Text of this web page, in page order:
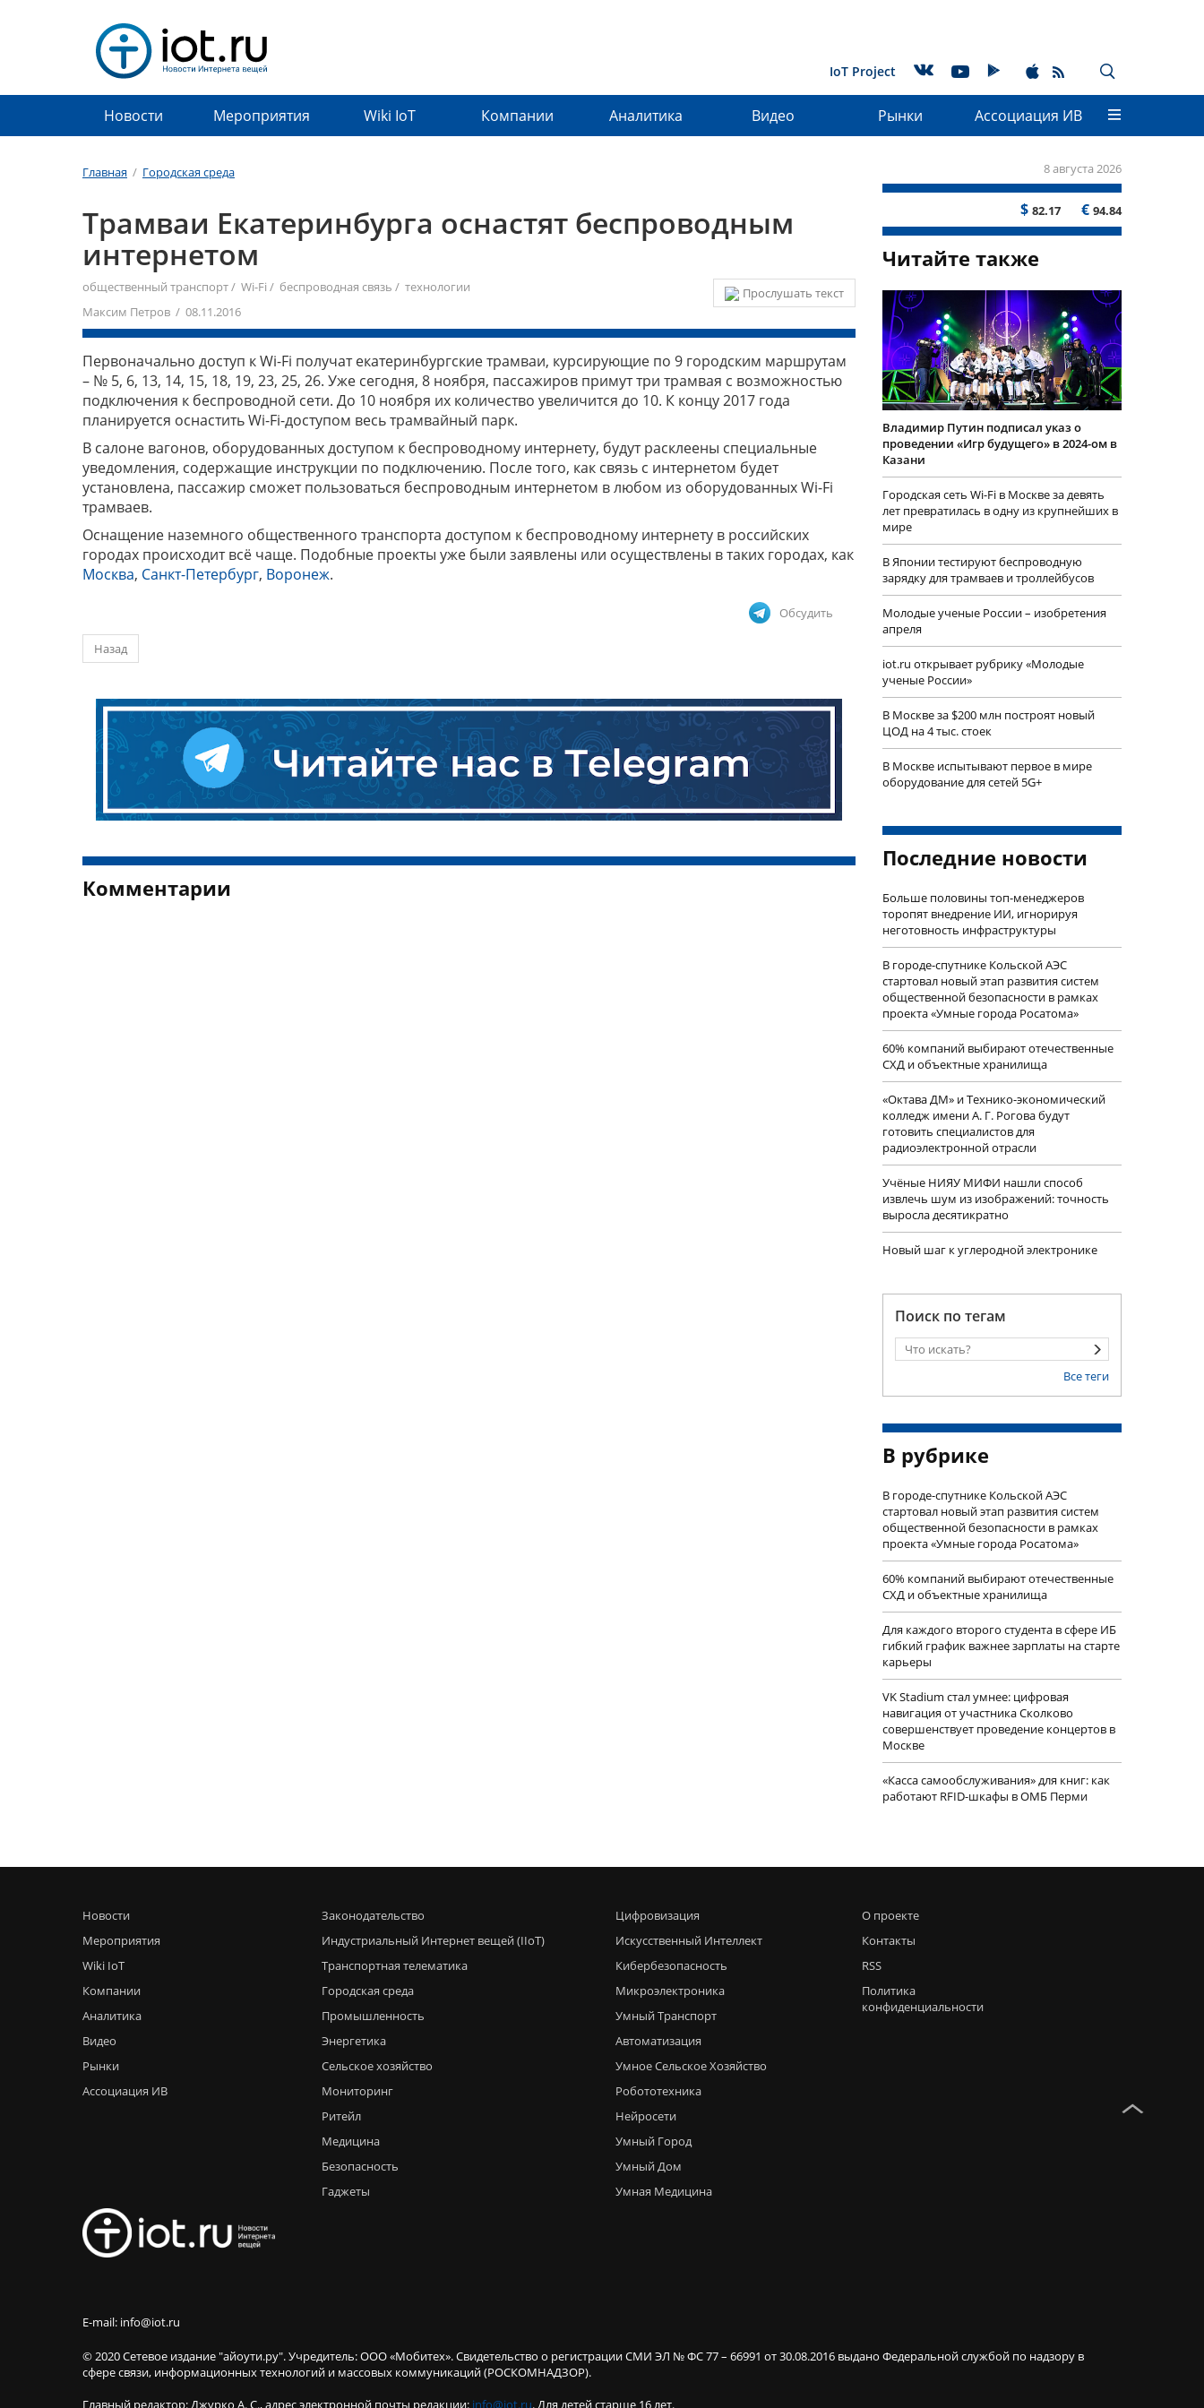
IoT Project
Новости Мероприятия Wiki IoT Компании Аналитика Видео Рынки Ассоциация ИВ
Главная / Городская среда 8 августа 2026
$ 82.17 € 94.84
Трамваи Екатеринбурга оснастят беспроводным
интернетом
Прослушать текст
общественный транспорт/ Wi-Fi / беспроводная связь / технологии
Максим Петров / 08.11.2016
Первоначально доступ к Wi-Fi получат екатеринбургские трамваи, курсирующие по 9 городским маршрутам
– № 5, 6, 13, 14, 15, 18, 19, 23, 25, 26. Уже сегодня, 8 ноября, пассажиров примут три трамвая с возможностью
подключения к беспроводной сети. До 10 ноября их количество увеличится до 10. К концу 2017 года
планируется оснастить Wi-Fi-доступом весь трамвайный парк.
В салоне вагонов, оборудованных доступом к беспроводному интернету, будут расклеены специальные
уведомления, содержащие инструкции по подключению. После того, как связь с интернетом будет
установлена, пассажир сможет пользоваться беспроводным интернетом в любом из оборудованных Wi-Fi
трамваев.
Оснащение наземного общественного транспорта доступом к беспроводному интернету в российских
городах происходит всё чаще. Подобные проекты уже были заявлены или осуществлены в таких городах, как
Москва, Санкт-Петербург, Воронеж.
Обсудить
Назад
Комментарии
Читайте также
Владимир Путин подписал указ о
проведении «Игр будущего» в 2024-ом в
Казани
Городская сеть Wi-Fi в Москве за девять
лет превратилась в одну из крупнейших в
мире
В Японии тестируют беспроводную
зарядку для трамваев и троллейбусов
Молодые ученые России – изобретения
апреля
iot.ru открывает рубрику «Молодые
ученые России»
В Москве за $200 млн построят новый
ЦОД на 4 тыс. стоек
В Москве испытывают первое в мире
оборудование для сетей 5G+
Последние новости
Больше половины топ-менеджеров
торопят внедрение ИИ, игнорируя
неготовность инфраструктуры
В городе-спутнике Кольской АЭС
стартовал новый этап развития систем
общественной безопасности в рамках
проекта «Умные города Росатома»
60% компаний выбирают отечественные
СХД и объектные хранилища
«Октава ДМ» и Технико-экономический
колледж имени А. Г. Рогова будут
готовить специалистов для
радиоэлектронной отрасли
Учëные НИЯУ МИФИ нашли способ
извлечь шум из изображений: точность
выросла десятикратно
Новый шаг к углеродной электронике
Поиск по тегам
Все теги
В рубрике
В городе-спутнике Кольской АЭС
стартовал новый этап развития систем
общественной безопасности в рамках
проекта «Умные города Росатома»
60% компаний выбирают отечественные
СХД и объектные хранилища
Для каждого второго студента в сфере ИБ
гибкий график важнее зарплаты на старте
карьеры
VK Stadium стал умнее: цифровая
навигация от участника Сколково
совершенствует проведение концертов в
Москве
«Касса самообслуживания» для книг: как
работают RFID-шкафы в ОМБ Перми
Новости
Мероприятия
Wiki IoT
Компании
Аналитика
Видео
Рынки
Ассоциация ИВ
Законодательство
Индустриальный Интернет вещей (IIoT)
Транспортная телематика
Городская среда
Промышленность
Энергетика
Сельское хозяйство
Мониторинг
Ритейл
Медицина
Безопасность
Гаджеты
Цифровизация
Искусственный Интеллект
Кибербезопасность
Микроэлектроника
Умный Транспорт
Автоматизация
Умное Сельское Хозяйство
Робототехника
Нейросети
Умный Город
Умный Дом
Умная Медицина
О проекте
Контакты
RSS
Политика
конфиденциальности
E-mail: info@iot.ru
© 2020 Сетевое издание "айоути.ру". Учредитель: ООО «Мобитех». Свидетельство о регистрации СМИ ЭЛ № ФС 77 – 66991 от 30.08.2016 выдано Федеральной службой по надзору в
сфере связи, информационных технологий и массовых коммуникаций (РОСКОМНАДЗОР).
Главный редактор: Джурко А. С., адрес электронной почты редакции: info@iot.ru. Для детей старше 16 лет.